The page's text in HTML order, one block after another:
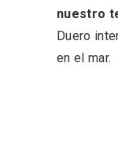
nuestro
Duero
en el mar.